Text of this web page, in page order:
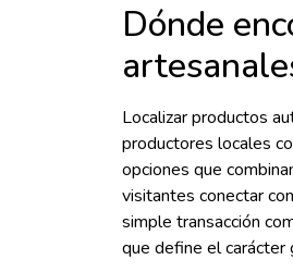
Dónde
Localizar productos
productores locales
opciones que
visitantes conectar
simple transacción
que define el carácter